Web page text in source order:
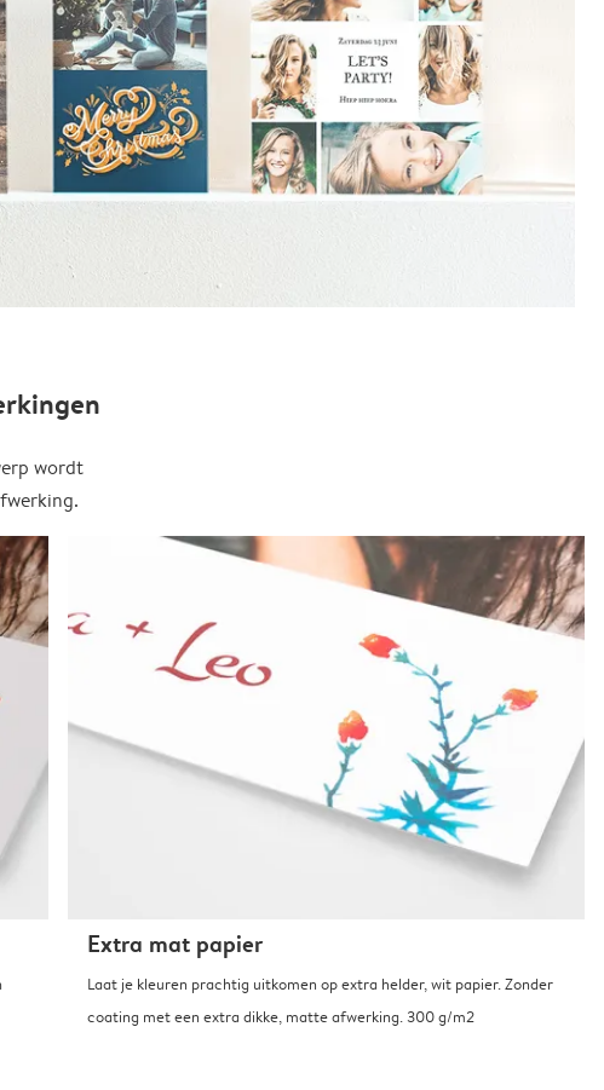
wordt
Extra mat papier
Laat je kleuren prachtig uitkomen op extra helder, wit papier. Zonder
coating met een extra dikke, matte afwerking. 300 g/m2